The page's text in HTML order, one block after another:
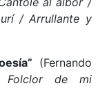
/ Arrullante y
(Fernando
Folclor de mi